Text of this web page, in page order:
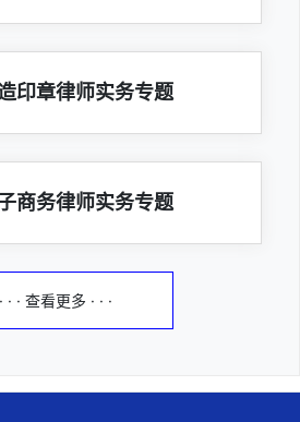
印章律师实务专题
商务律师实务专题
· · · 查看更多 · · ·